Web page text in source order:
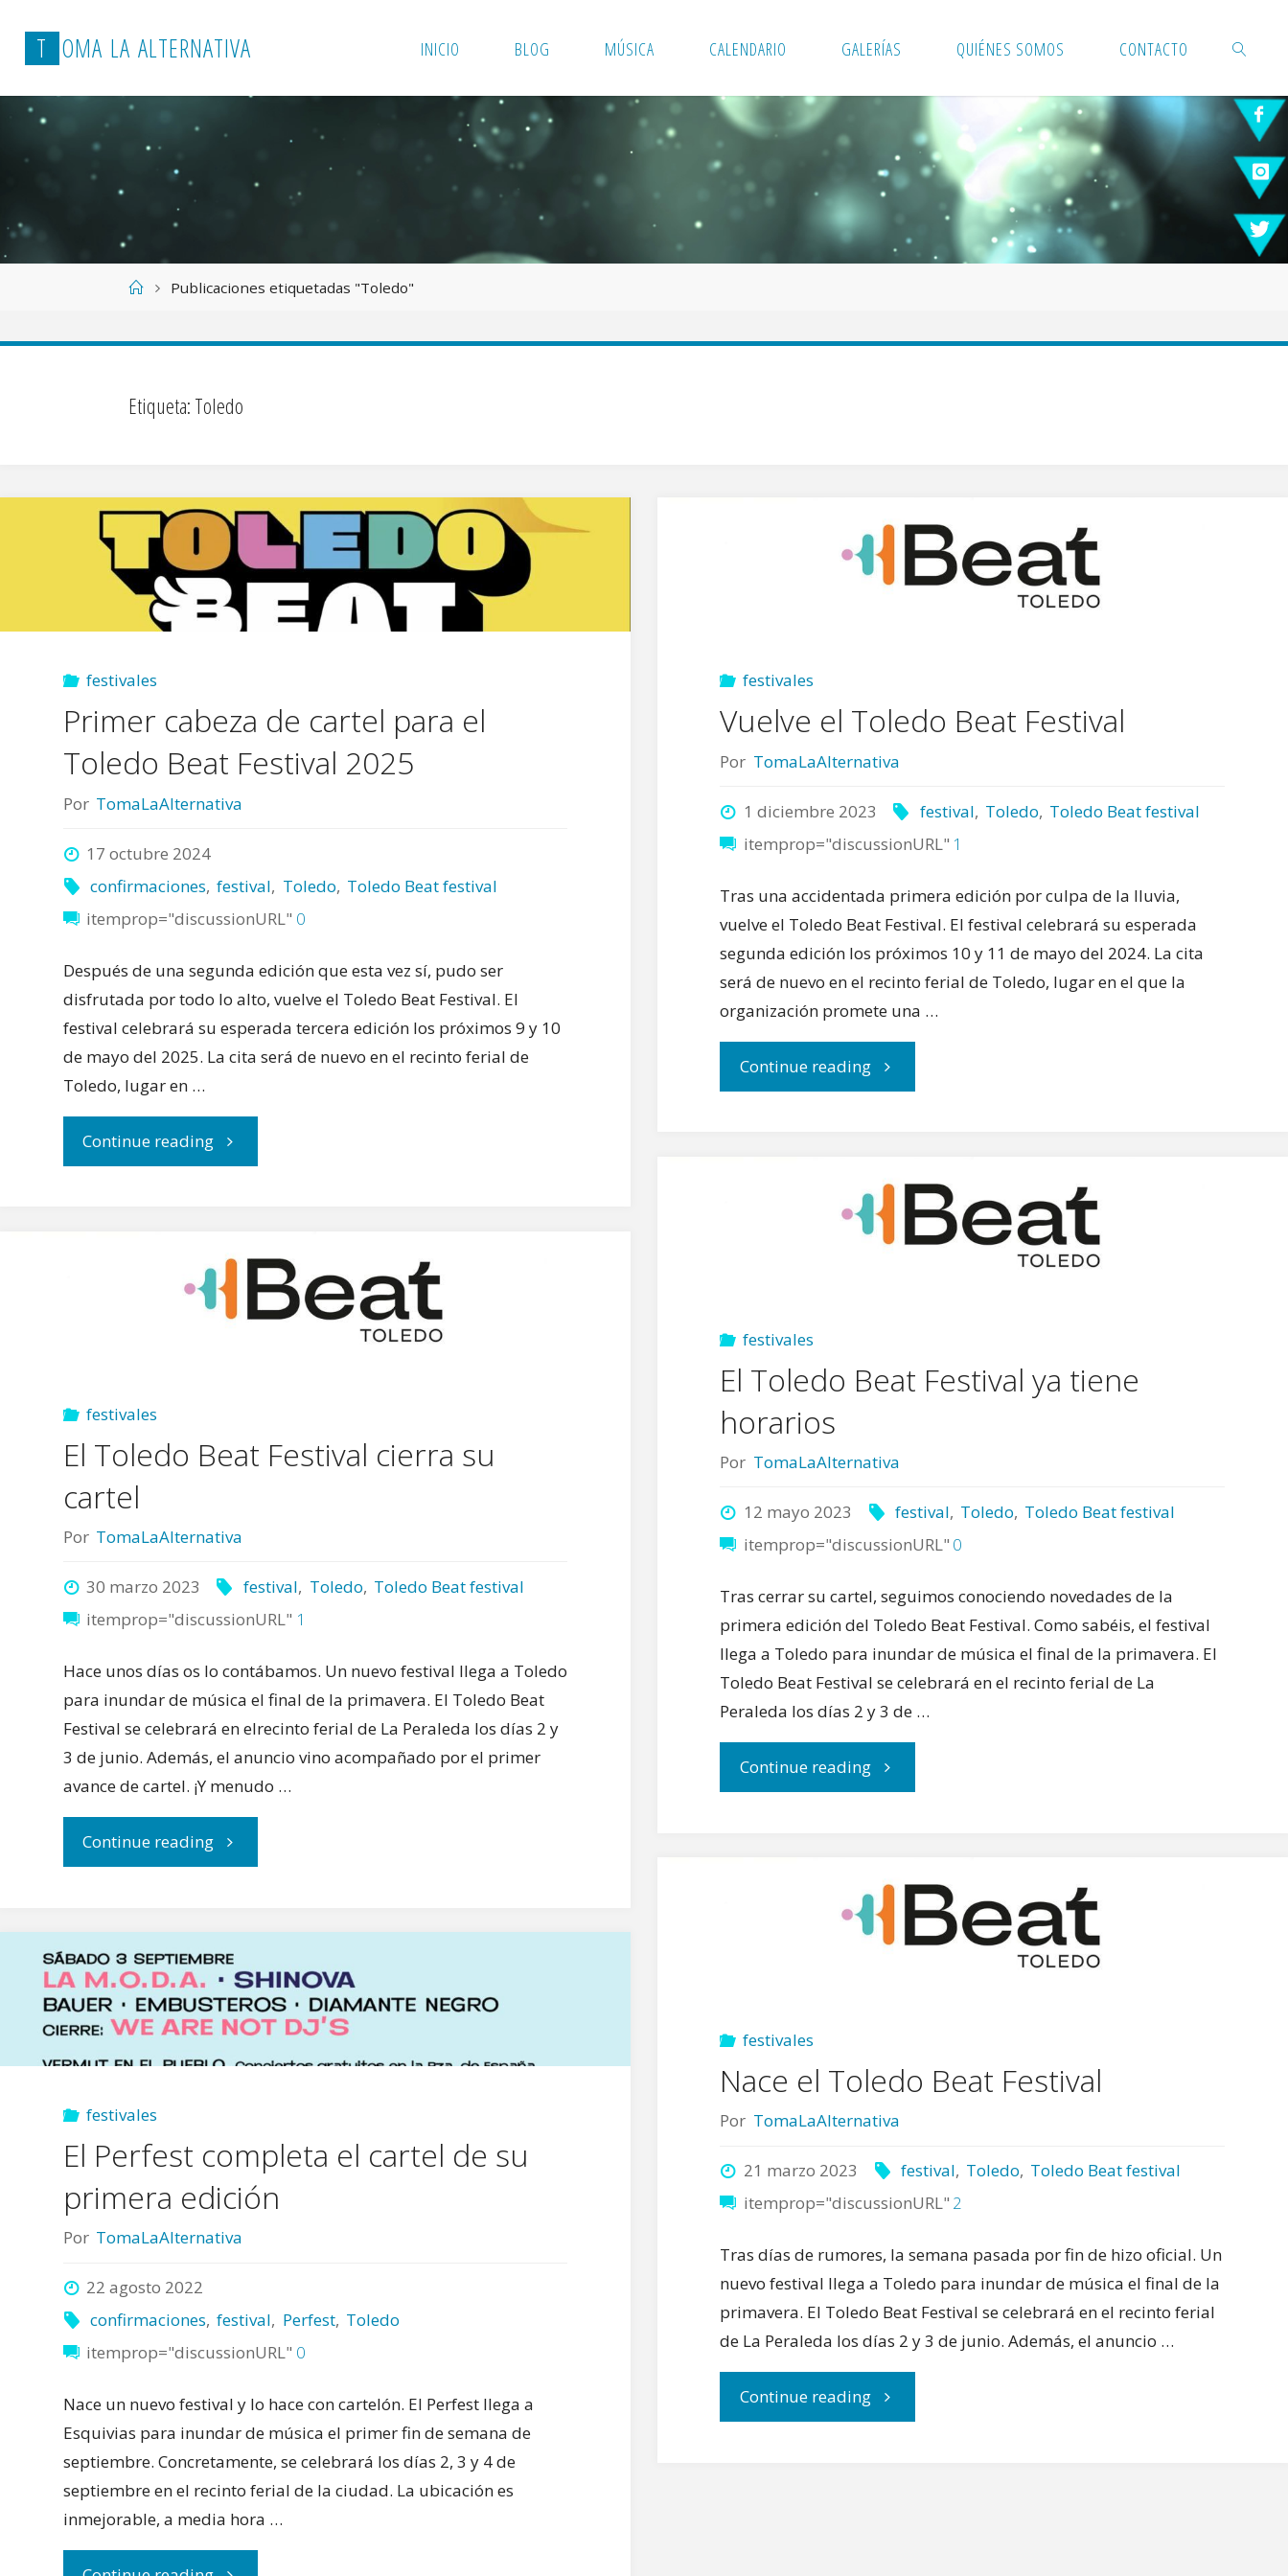
T OMA LA ALTERNATIVA INICIO BLOG MÚSICA CALENDARIO GALERÍAS QUIÉNES SOMOS CONTACTO
BUSCAR
Página
Inicio
Publicaciones etiquetadas "Toledo"
Etiqueta: Toledo
festivales
Primer cabeza de cartel para el
Toledo Beat Festival 2025
Por TomaLaAlternativa
17 octubre 2024
confirmaciones, festival, Toledo, Toledo Beat festival
itemprop="discussionURL" 0
Después de una segunda edición que esta vez sí, pudo ser
disfrutada por todo lo alto, vuelve el Toledo Beat Festival. El
festival celebrará su esperada tercera edición los próximos 9 y 10
de mayo del 2025. La cita será de nuevo en el recinto ferial de
Toledo, lugar en …
Continue reading"Primer
cartel
Festival
2025"
festivales
Vuelve el Toledo Beat Festival
Por TomaLaAlternativa
1 diciembre 2023 festival, Toledo, Toledo Beat festival
itemprop="discussionURL" 1
Tras una accidentada primera edición por culpa de la lluvia,
vuelve el Toledo Beat Festival. El festival celebrará su esperada
segunda edición los próximos 10 y 11 de mayo del 2024. La cita
será de nuevo en el recinto ferial de Toledo, lugar en el que la
organización promete una …
Continue reading"Vuelve
Beat
festivales
El Toledo Beat Festival ya tiene
horarios
Por TomaLaAlternativa
12 mayo 2023 festival, Toledo, Toledo Beat festival
itemprop="discussionURL" 0
Tras cerrar su cartel, seguimos conociendo novedades de la
primera edición del Toledo Beat Festival. Como sabéis, el festival
llega a Toledo para inundar de música el final de la primavera. El
Toledo Beat Festival se celebrará en el recinto ferial de La
Peraleda los días 2 y 3 de …
Continue reading"El
Festival
festivales
El Toledo Beat Festival cierra su
cartel
Por TomaLaAlternativa
30 marzo 2023 festival, Toledo, Toledo Beat festival
itemprop="discussionURL" 1
Hace unos días os lo contábamos. Un nuevo festival llega a Toledo
para inundar de música el final de la primavera. El Toledo Beat
Festival se celebrará en elrecinto ferial de La Peraleda los días 2 y
3 de junio. Además, el anuncio vino acompañado por el primer
avance de cartel. ¡Y menudo …
Continue reading"El
Beat
Festival
cierra festivales
Nace el Toledo Beat Festival
Por TomaLaAlternativa
21 marzo 2023 festival, Toledo, Toledo Beat festival
itemprop="discussionURL" 2
Tras días de rumores, la semana pasada por fin de hizo oficial. Un
nuevo festival llega a Toledo para inundar de música el final de la
primavera. El Toledo Beat Festival se celebrará en el recinto ferial
de La Peraleda los días 2 y 3 de junio. Además, el anuncio …
Continue reading"Nace
festivales
El Perfest completa el cartel de su
primera edición
Por TomaLaAlternativa
22 agosto 2022
confirmaciones, festival, Perfest, Toledo
itemprop="discussionURL" 0
Nace un nuevo festival y lo hace con cartelón. El Perfest llega a
Esquivias para inundar de música el primer fin de semana de
septiembre. Concretamente, se celebrará los días 2, 3 y 4 de
septiembre en el recinto ferial de la ciudad. La ubicación es
inmejorable, a media hora …